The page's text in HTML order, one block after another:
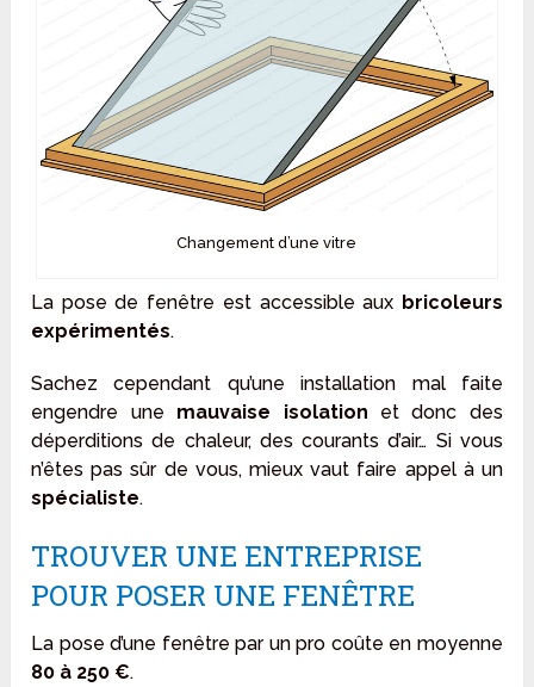
Changement d’une vitre
La pose de fenêtre est accessible aux bricoleurs
expérimentés.
Sachez cependant qu’une installation mal faite
engendre une mauvaise isolation et donc des
déperditions de chaleur, des courants d’air… Si vous
n’êtes pas sûr de vous, mieux vaut faire appel à un
spécialiste.
TROUVER UNE ENTREPRISE
POUR POSER UNE FENÊTRE
La pose d’une fenêtre par un pro coûte en moyenne
80 à 250 €.